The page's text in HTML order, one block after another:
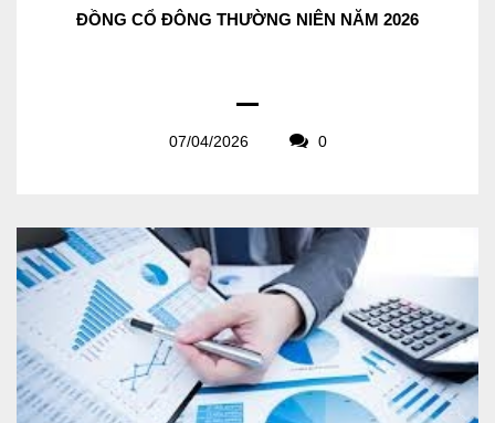
ĐỒNG CỔ ĐÔNG THƯỜNG NIÊN NĂM 2026
07/04/2026 0